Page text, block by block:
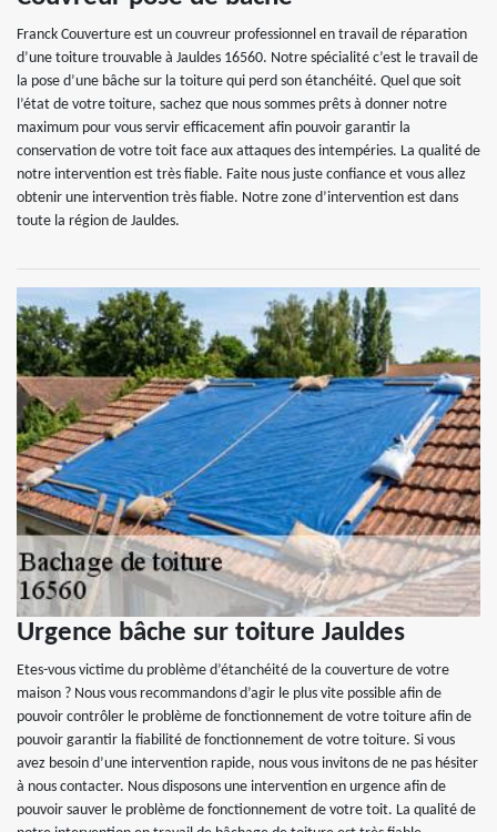
Franck Couverture est un couvreur professionnel en travail de réparation
d’une toiture trouvable à Jauldes 16560. Notre spécialité c’est le travail de
la pose d’une bâche sur la toiture qui perd son étanchéité. Quel que soit
l’état de votre toiture, sachez que nous sommes prêts à donner notre
maximum pour vous servir efficacement afin pouvoir garantir la
conservation de votre toit face aux attaques des intempéries. La qualité de
notre intervention est très fiable. Faite nous juste confiance et vous allez
obtenir une intervention très fiable. Notre zone d’intervention est dans
toute la région de Jauldes.
Urgence bâche sur toiture Jauldes
Etes-vous victime du problème d’étanchéité de la couverture de votre
maison ? Nous vous recommandons d’agir le plus vite possible afin de
pouvoir contrôler le problème de fonctionnement de votre toiture afin de
pouvoir garantir la fiabilité de fonctionnement de votre toiture. Si vous
avez besoin d’une intervention rapide, nous vous invitons de ne pas hésiter
à nous contacter. Nous disposons une intervention en urgence afin de
pouvoir sauver le problème de fonctionnement de votre toit. La qualité de